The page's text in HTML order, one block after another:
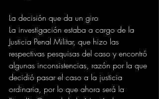
La decisión que da un giro
La investigación estaba a cargo de la
Justicia Penal Militar, que hizo las
respectivas pesquisas del caso y encontró
algunas inconsistencias, razón por la que
decidió pasar el caso a la justicia
ordinaria, por lo que ahora será la